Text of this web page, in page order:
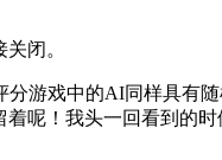
闭。
游戏中的AI同样具有
呢！我头一回看到的